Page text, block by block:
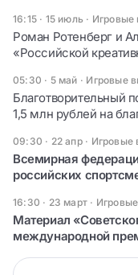
16:15 · 15 июль ·
Роман Ротенберг и
«Российской
05:30 · 5 май · Игровые
Благотворительный
1,5 млн рублей на
09:30 · 22 апр· Игровые
Всемирная
российских
16:30 · 23 март ·
Материал
международной